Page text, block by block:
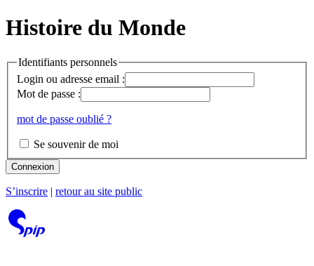
Histoire du Monde
Identifiants personnels
Login ou adresse email :
Mot de passe :
mot de passe oublié ?
Se souvenir de moi
Connexion
S’inscrire retour au site public